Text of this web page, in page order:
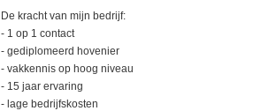
De kracht van mijn bedrijf:
- 1 op 1 contact
- gediplomeerd hovenier
- vakkennis op hoog niveau
- 15 jaar ervaring
- lage bedrijfskosten